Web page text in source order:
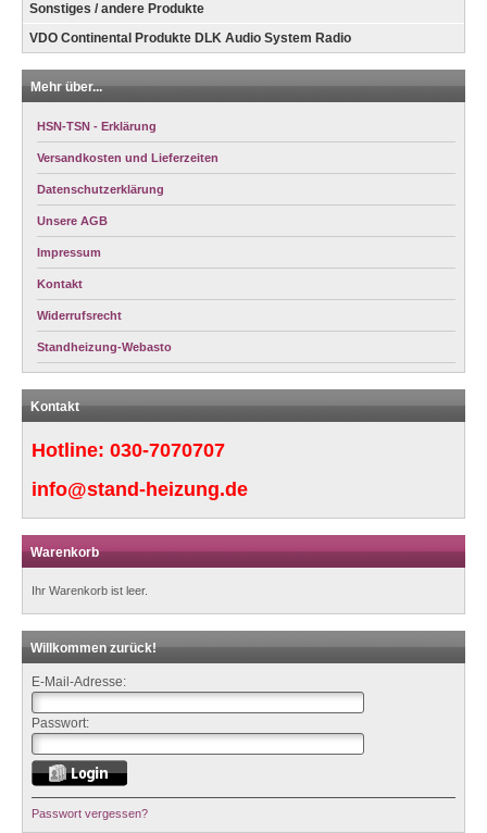
Sonstiges / andere Produkte
VDO Continental Produkte DLK Audio System Radio
Mehr über...
HSN-TSN - Erklärung
Versandkosten und Lieferzeiten
Datenschutzerklärung
Unsere AGB
Impressum
Kontakt
Widerrufsrecht
Standheizung-Webasto
Kontakt
Hotline: 030-7070707
info@stand-heizung.de
Warenkorb
Ihr Warenkorb ist leer.
Willkommen zurück!
E-Mail-Adresse:
Passwort:
Passwort vergessen?